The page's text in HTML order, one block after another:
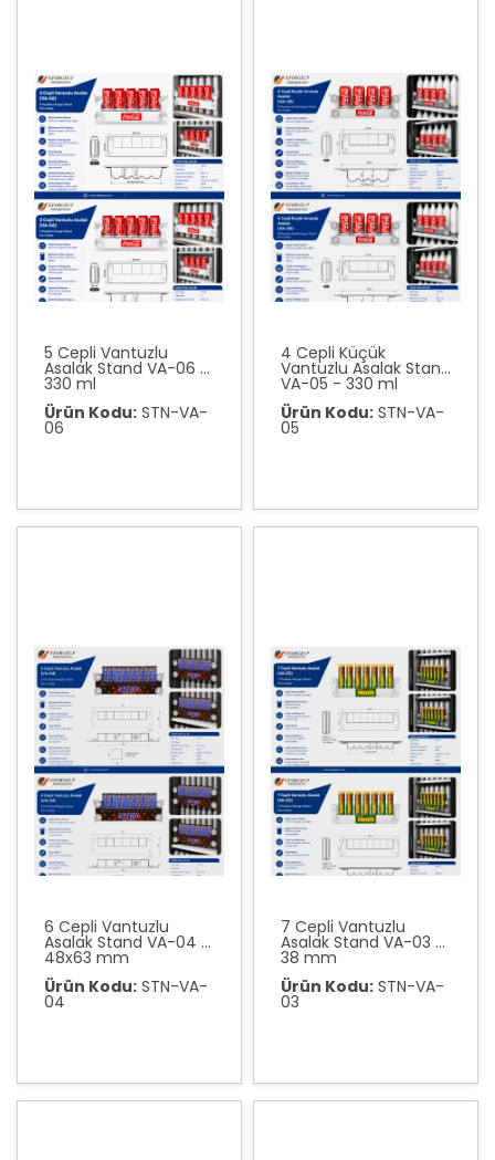
5 Cepli Vantuzlu
Asalak Stand VA-06 -
330 ml
Ürün Kodu: STN-VA-
06
4 Cepli Küçük
Vantuzlu Asalak Stand
VA-05 - 330 ml
Ürün Kodu: STN-VA-
05
6 Cepli Vantuzlu
Asalak Stand VA-04 -
48x63 mm
Ürün Kodu: STN-VA-
04
7 Cepli Vantuzlu
Asalak Stand VA-03 -
38 mm
Ürün Kodu: STN-VA-
03